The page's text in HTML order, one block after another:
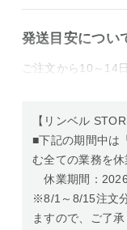
発送目安につい
ご注文から10～14
【リンベル
■下記の期間中は
む全ての業務を休
休業期間：
※8/1～8/15注文
ますので、ご了